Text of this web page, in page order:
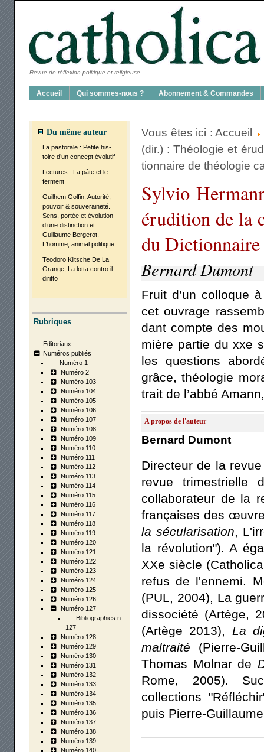
Revue de réflexion politique et religieuse.
Accueil Qui sommes-nous ? Abon­ne­ment & Com­mandes
Du même auteur
La pas­to­rale : Petite his­
toire d’un concept évo­lu­tif
Lec­tures : La pâte et le
ferment
Guil­hem Gol­fin, Auto­ri­té,
pou­voir & sou­ve­rai­ne­té.
Sens, por­tée et évo­lu­tion
d’une dis­tinc­tion et
Guillaume Ber­ge­rot,
L’homme, ani­mal poli­tique
Teo­do­ro Klitsche De La
Grange, La lot­ta contro il
dirit­to
Rubriques
Editoriaux
Numéros publiés
Numéro 1
Numéro 2
Numéro 103
Numéro 104
Numéro 105
Numéro 106
Numéro 107
Numéro 108
Numéro 109
Numéro 110
Numéro 111
Numéro 112
Numéro 113
Numéro 114
Numéro 115
Numéro 116
Numéro 117
Numéro 118
Numéro 119
Numéro 120
Numéro 121
Numéro 122
Numéro 123
Numéro 124
Numéro 125
Numéro 126
Numéro 127
Bibliographies n.
127
Numéro 128
Numéro 129
Numéro 130
Numéro 131
Numéro 132
Numéro 133
Numéro 134
Numéro 135
Numéro 136
Numéro 137
Numéro 138
Numéro 139
Numéro 140
Vous êtes ici :Accueil
(dir.) : Théo­lo­gie et
tion­naire de théo­lo­gie
Syl­vio
éru­di­tion de la
du
Bernard Dumont
Fruit d’un col­loque
cet ouvrage
dant compte des
mière par­tie du xxe
les ques­tions
grâce, théo­lo­gie
trait de l’abbé
A propos de l'auteur
Bernard Dumont
Directeur de la
revue trimestrielle
collaborateur de la
françaises des
la sécularisation,
la révolution"). A
XXe siècle
refus de l'ennemi.
(PUL, 2004), La
dissociété (Artège,
(Artège 2013), La
maltraité (Pierre-
Thomas Molnar de
Rome, 2005).
collections
puis Pierre-